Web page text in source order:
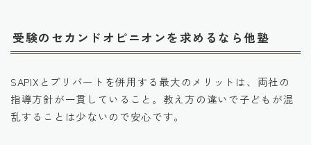
受験のセカンドオピニオンを求めるなら他塾
SAPIXとプリバートを併用する最大のメリットは、両社の
指導方針が一貫していること。教え方の違いで子どもが混
乱することは少ないので安心です。